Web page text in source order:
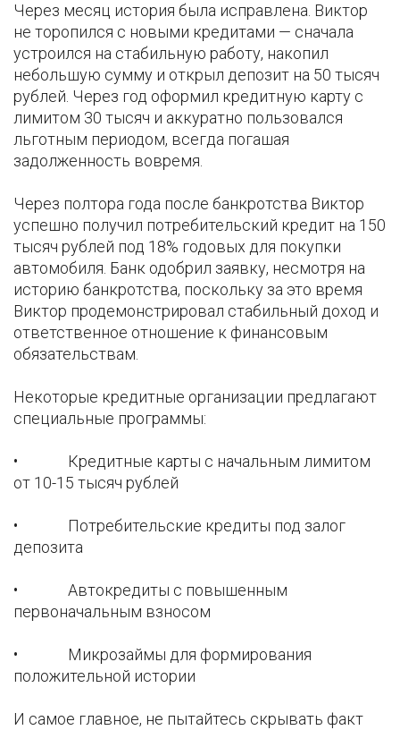
Через месяц история была исправлена. Виктор
не торопился с новыми кредитами — сначала
устроился на стабильную работу, накопил
небольшую сумму и открыл депозит на 50 тысяч
рублей. Через год оформил кредитную карту с
лимитом 30 тысяч и аккуратно пользовался
льготным периодом, всегда погашая
задолженность вовремя.
Через полтора года после банкротства Виктор
успешно получил потребительский кредит на 150
тысяч рублей под 18% годовых для покупки
автомобиля. Банк одобрил заявку, несмотря на
историю банкротства, поскольку за это время
Виктор продемонстрировал стабильный доход и
ответственное отношение к финансовым
обязательствам.
Некоторые кредитные организации предлагают
специальные программы:
• Кредитные карты с начальным лимитом
от 10-15 тысяч рублей
• Потребительские кредиты под залог
депозита
• Автокредиты с повышенным
первоначальным взносом
• Микрозаймы для формирования
положительной истории
И самое главное, не пытайтесь скрывать факт